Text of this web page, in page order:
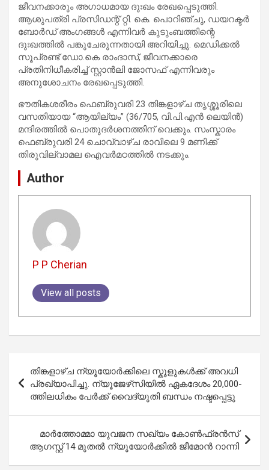
ജീവനക്കാരും അഗാധമായ ദുഃഖം രേഖപ്പെടുത്തി.
ആശുപത്രി പ്രസിഡന്റ് റ്റി. കെ. പൊറിഞ്ചു, ഡയറക്ടർ
ബോർഡ് അംഗങ്ങൾ എന്നിവർ കുടുംബത്തിന്റെ
ദുഃഖത്തിൽ പങ്കുചേരുന്നതായി അറിയിച്ചു. മെഡിക്കൽ
സൂപ്രണ്ട് ഡോ.കെ രാംദാസ്, ജീവനക്കാരെ
പ്രതിനിധീകരിച്ച് സ്റ്റാൻലി ജോസഫ് എന്നിവരും
അനുശോചനം രേഖപ്പെടുത്തി.
ഭൗതികശരീരം ഫെബ്രുവരി 23 തിങ്കളാഴ്ച തൃശ്ശൂരിലെ
വസതിയായ “ആയില്യം” (36/705, വി.പി.എൻ ലെയിൻ)
മന്ദിരത്തിൽ പൊതുദർശനത്തിന് വെക്കും. സംസ്കാരം
ഫെബ്രുവരി 24 ചൊവ്വാഴ്ച രാവിലെ 9 മണിക്ക്
തിരുവില്വാമല ഐവർമഠത്തിൽ നടക്കും.
Author
P P Cherian
View all posts
navigation
തിങ്കളാഴ്ച ന്യൂയോർക്കിലെ സ്കൂളുകൾക്ക് അവധി
പ്രഖ്യാപിച്ചു. ന്യൂജേഴ്‌സിയിൽ ഏകദേശം 20,000-
ത്തിലധികം പേർക്ക് വൈദ്യുതി ബന്ധം നഷ്ടപ്പെട്ടു
മാർത്തോമ്മാ യുവജന സഖ്യം കോൺഫ്രൻസ്
ആഗസ്റ്റ് 14 മുതൽ ന്യൂയോർക്കിൽ ജീമോൻ റാന്നി